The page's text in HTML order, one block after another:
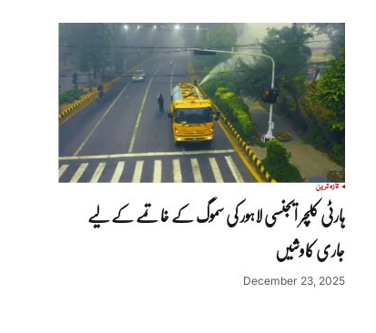
تازہ ترین
ہارٹی کلچر ایجنسی لاہور کی سموگ کے خاتمے کے لیے
جاری کاوشیں
December 23, 2025